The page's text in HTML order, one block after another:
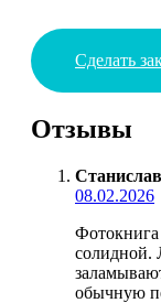
Сделать
Отзывы
08.02.2026
Фотокнига
солидной.
обычную